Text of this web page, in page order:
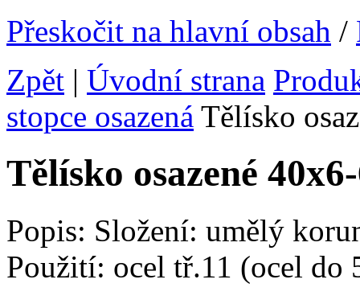
Přeskočit na hlavní obsah /
Zpět | Úvodní strana
stopce osazená Tělísko
Tělísko osazené
Popis: Složení: umělý
Použití: ocel tř.11 (ocel